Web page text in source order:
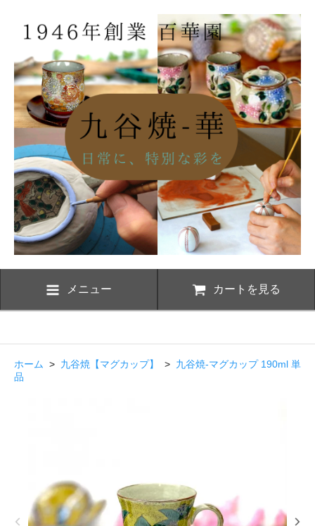
メニュー カートを見る
ホーム > 九谷焼【マグカップ】 > 九谷焼-マグカップ 190ml 単
品